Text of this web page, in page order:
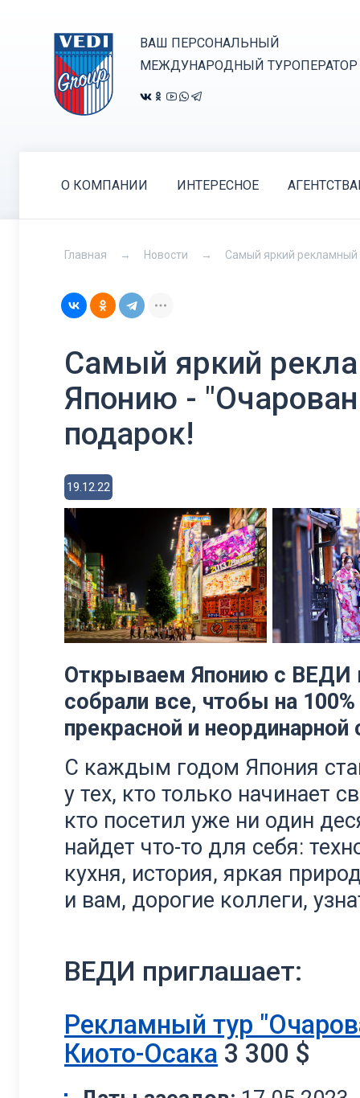
ВАШ ПЕРСОНАЛЬНЫЙ
МЕЖДУНАРОДНЫЙ ТУРОПЕРАТОР
О КОМПАНИИ ИНТЕРЕСНОЕ
Главная Новости Самый яркий рекламный
Самый яркий
Японию -
подарок!
19.12.22
Открываем Японию с ВЕДИ
собрали все, чтобы на
прекрасной и
С каждым годом Япония
у тех, кто только начинает
кто посетил уже ни один
найдет что-то для себя:
кухня, история, яркая
и вам, дорогие коллеги,
ВЕДИ приглашает:
Рекламный тур
Киото-Осака 3 300 $